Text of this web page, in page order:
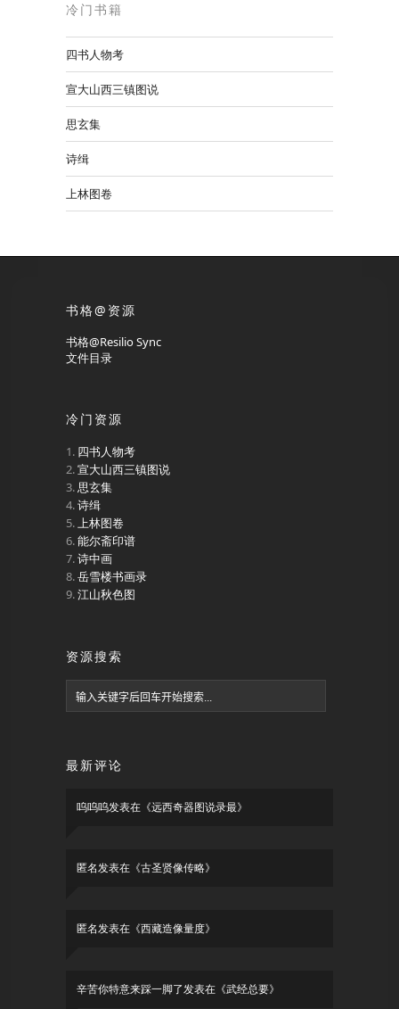
冷门书籍
四书人物考
宣大山西三镇图说
思玄集
诗缉
上林图卷
书格@资源
书格@Resilio Sync
文件目录
冷门资源
四书人物考
宣大山西三镇图说
思玄集
诗缉
上林图卷
能尔斋印谱
诗中画
岳雪楼书画录
江山秋色图
资源搜索
最新评论
呜呜呜发表在《远西奇器图说录最》
匿名发表在《古圣贤像传略》
匿名发表在《西藏造像量度》
辛苦你特意来踩一脚了发表在《武经总要》